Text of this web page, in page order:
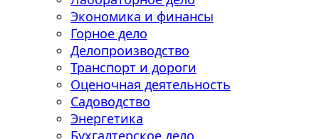
Экономика и финансы
Горное дело
Делопроизводство
Транспорт и дороги
Оценочная деятельность
Садоводство
Энергетика
Бухгалтерское дело